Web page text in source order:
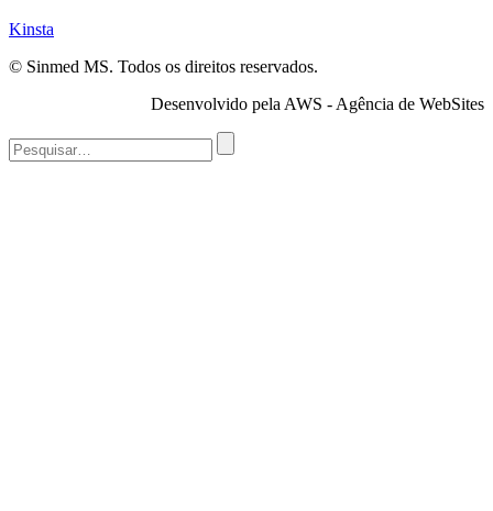
Kinsta
© Sinmed MS. Todos os direitos reservados.
Desenvolvido pela AWS - Agência de WebSites